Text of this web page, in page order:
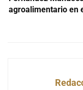
agroalimentario en